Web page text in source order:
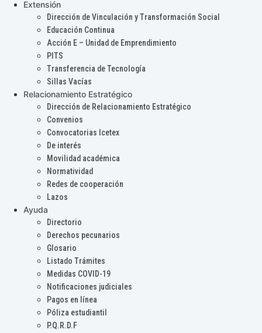
Extensión
Dirección de Vinculación y Transformación Social
Educación Continua
Acción E – Unidad de Emprendimiento
PITS
Transferencia de Tecnología
Sillas Vacías
Relacionamiento Estratégico
Dirección de Relacionamiento Estratégico
Convenios
Convocatorias Icetex
De interés
Movilidad académica
Normatividad
Redes de cooperación
Lazos
Ayuda
Directorio
Derechos pecunarios
Glosario
Listado Trámites
Medidas COVID-19
Notificaciones judiciales
Pagos en línea
Póliza estudiantil
P.Q.R.D.F